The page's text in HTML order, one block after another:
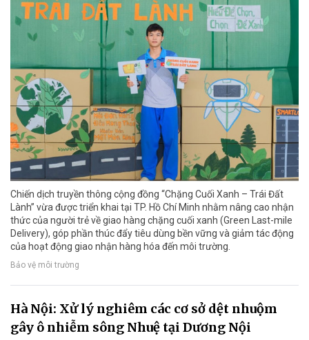
Chiến dịch truyền thông cộng đồng “Chặng Cuối Xanh – Trái Đất
Lành” vừa được triển khai tại TP. Hồ Chí Minh nhằm nâng cao nhận
thức của người trẻ về giao hàng chặng cuối xanh (Green Last-mile
Delivery), góp phần thúc đẩy tiêu dùng bền vững và giảm tác động
của hoạt động giao nhận hàng hóa đến môi trường.
Bảo vệ môi trường
Hà Nội: Xử lý nghiêm các cơ sở dệt nhuộm
gây ô nhiễm sông Nhuệ tại Dương Nội